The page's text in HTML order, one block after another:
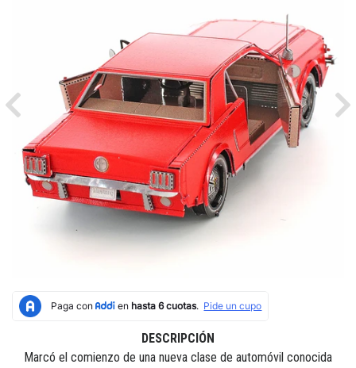
Previous
DESCRIPCIÓN
Marcó el comienzo de una nueva clase de automóvil conocida